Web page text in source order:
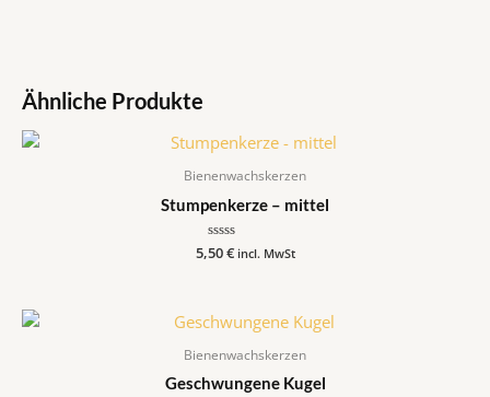
Ähnliche Produkte
Bienenwachskerzen
Stumpenkerze – mittel
Bewertet
mit
5,50€ incl. MwSt
Bienenwachskerzen
Geschwungene Kugel